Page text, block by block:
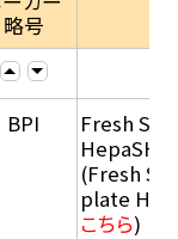
略号
BPI
Fresh
HepaSH®
(Fresh
plate
こちら)